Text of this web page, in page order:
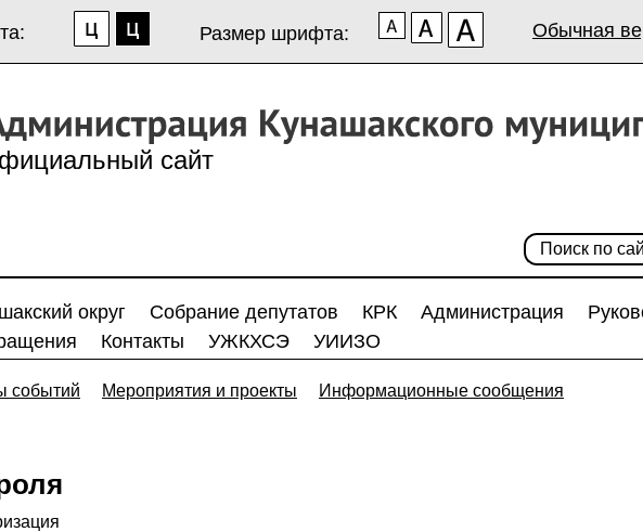
Размер шрифта: Обычная
сайт
округ Собрание депутатов КРК Администрация
Контакты УЖКХСЭ УИИЗО
событий Мероприятия и проекты Информационные сообщения